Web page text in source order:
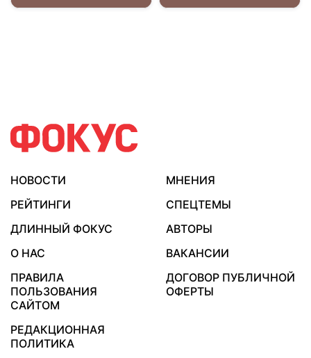
НОВОСТИ
МНЕНИЯ
РЕЙТИНГИ
СПЕЦТЕМЫ
ДЛИННЫЙ ФОКУС
АВТОРЫ
О НАС
ВАКАНСИИ
ПРАВИЛА
ПОЛЬЗОВАНИЯ
САЙТОМ
ДОГОВОР ПУБЛИЧНОЙ
ОФЕРТЫ
РЕДАКЦИОННАЯ
ПОЛИТИКА